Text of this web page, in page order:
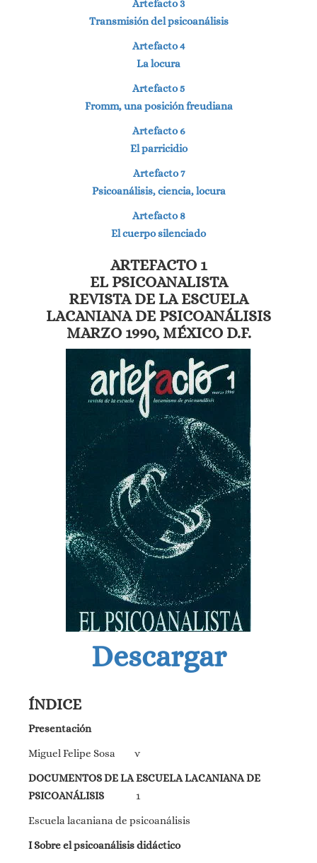
Artefacto 3
Transmisión del psicoanálisis
Artefacto 4
La locura
Artefacto 5
Fromm, una posición freudiana
Artefacto 6
El parricidio
Artefacto 7
Psicoanálisis, ciencia, locura
Artefacto 8
El cuerpo silenciado
ARTEFACTO 1
EL PSICOANALISTA
REVISTA DE LA ESCUELA
LACANIANA DE PSICOANÁLISIS
MARZO 1990, MÉXICO D.F.
Descargar
ÍNDICE
Presentación
Miguel Felipe Sosa v
DOCUMENTOS DE LA ESCUELA LACANIANA DE
PSICOANÁLISIS 1
Escuela lacaniana de psicoanálisis
I Sobre el psicoanálisis didáctico